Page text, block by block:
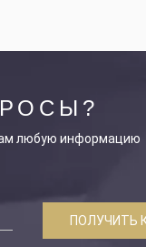
любую информацию
ПОЛУЧИТЬ